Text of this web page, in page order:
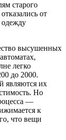
старого
от
одежду
высушенных
легко
до 2000.
являются их
Но
—
к
что вещи